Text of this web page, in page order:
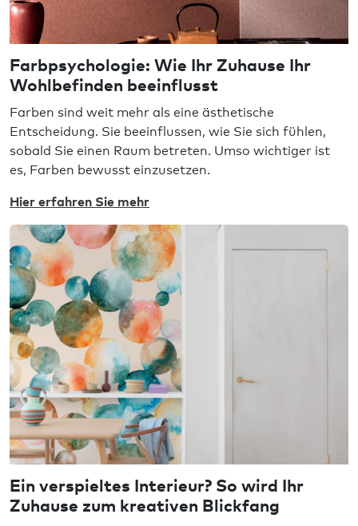
Farbpsychologie: Wie Ihr Zuhause Ihr
Wohlbefinden beeinflusst
Farben sind weit mehr als eine ästhetische
Entscheidung. Sie beeinflussen, wie Sie sich fühlen,
sobald Sie einen Raum betreten. Umso wichtiger ist
es, Farben bewusst einzusetzen.
Hier erfahren Sie mehr
Ein verspieltes Interieur? So wird Ihr
Zuhause zum kreativen Blickfang